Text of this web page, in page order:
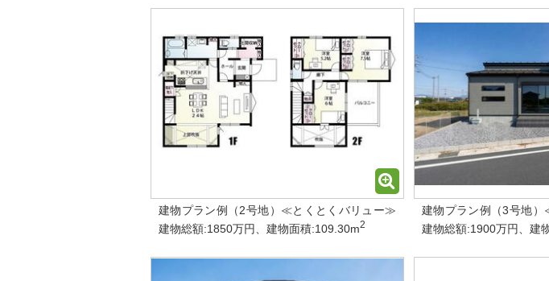
建物プラン例（2号地）≪とくとくバリュー≫
建物総額:1850万円、建物面積:109.30m2
建物プラン例（3号地
建物総額:1900万円、建